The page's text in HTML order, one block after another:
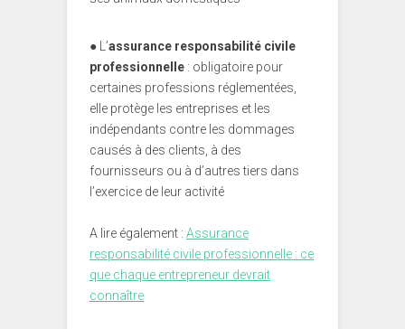
● L’assurance responsabilité civile
professionnelle : obligatoire pour
certaines professions réglementées,
elle protège les entreprises et les
indépendants contre les dommages
causés à des clients, à des
fournisseurs ou à d’autres tiers dans
l’exercice de leur activité
A lire également : Assurance
responsabilité civile professionnelle : ce
que chaque entrepreneur devrait
connaître